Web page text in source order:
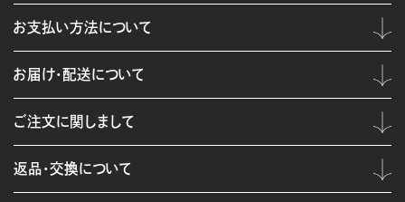
お支払い方法について
お届け・配送について
ご注文に関しまして
返品・交換について